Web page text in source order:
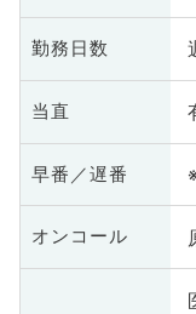
勤務日数
当直
早番／遅番
オンコール